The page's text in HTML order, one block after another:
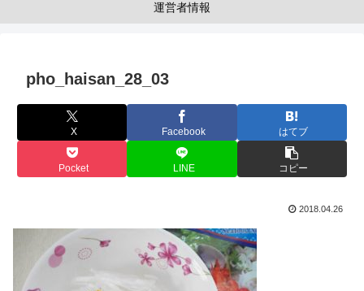
運営者情報
pho_haisan_28_03
X Facebook はてブ
Pocket LINE コピー
2018.04.26